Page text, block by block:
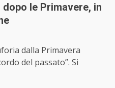
le Primavere, in
dalla Primavera
del passato”. Si